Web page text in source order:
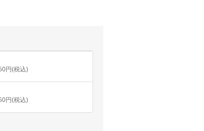
円(税込)
円(税込)